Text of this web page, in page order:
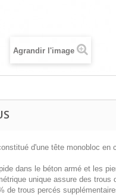
Agrandir l'image
d'une tête monobloc
dans le béton armé et les
unique assure des trous
de trous percés